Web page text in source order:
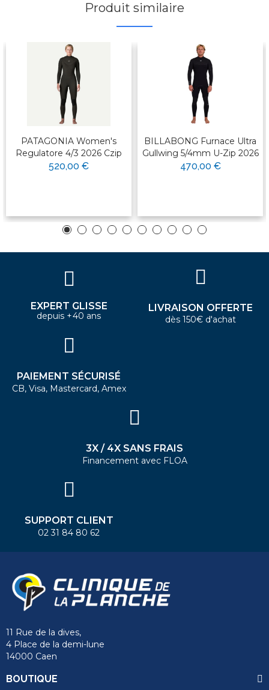
Produit similaire
PATAGONIA Women's
Regulatore 4/3 2026 Czip
520,00 €
BILLABONG Furnace Ultra
Gullwing 5/4mm U-Zip 2026
470,00 €
EXPERT GLISSE
depuis +40 ans
LIVRAISON OFFERTE
dès 150€ d'achat
PAIEMENT SÉCURISÉ
CB, Visa, Mastercard, Amex
3X / 4X SANS FRAIS
Financement avec FLOA
SUPPORT CLIENT
02 31 84 80 62
11 Rue de la dives,
4 Place de la demi-lune
14000 Caen
BOUTIQUE